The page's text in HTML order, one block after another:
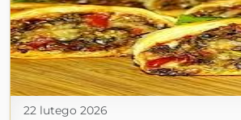
22 lutego 2026